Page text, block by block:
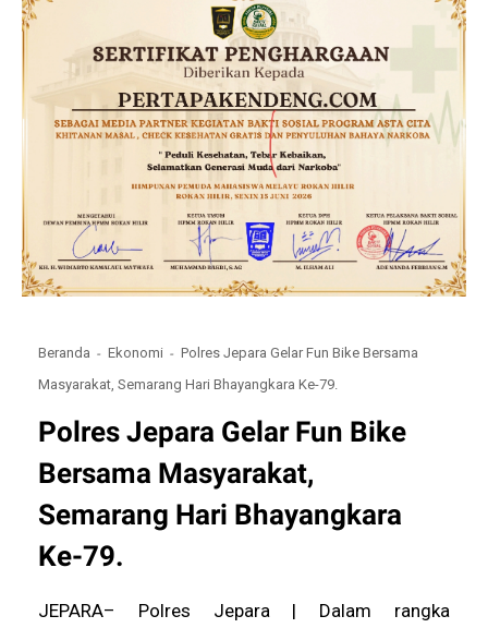
Beranda Ekonomi
Polres Jepara Gelar Fun Bike Bersama
Masyarakat, Semarang Hari Bhayangkara Ke-79.
Polres Jepara Gelar Fun Bike
Bersama Masyarakat,
Semarang Hari Bhayangkara
Ke-79.
JEPARA– Polres Jepara | Dalam rangka